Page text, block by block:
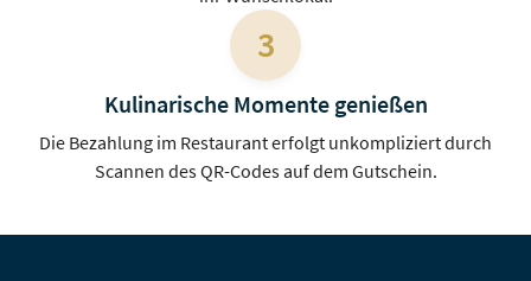
3
Kulinarische Momente genießen
Die Bezahlung im Restaurant erfolgt unkompliziert durch
Scannen des QR-Codes auf dem Gutschein.